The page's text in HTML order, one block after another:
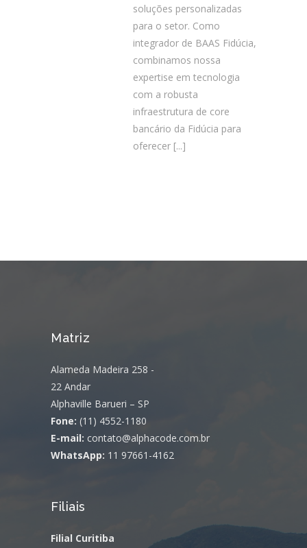
soluções personalizadas
para o setor. Como
integrador de BAAS Fidúcia,
combinamos nossa
expertise em tecnologia
com a robusta
infraestrutura de core
bancário da Fidúcia para
oferecer [...]
Matriz
Alameda Madeira 258 -
22 Andar
Alphaville Barueri – SP
Fone: (11) 4552-1180
E-mail: contato@alphacode.com.br
WhatsApp: 11 97661-4162
Filiais
Filial Curitiba